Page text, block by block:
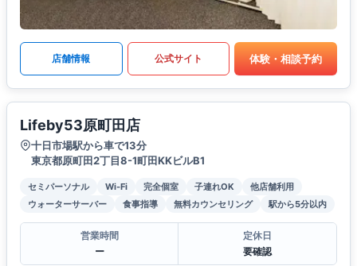
店舗情報 公式サイト 体験・相談予約
Lifeby53原町田店
十日市場駅から車で13分
東京都原町田2丁目8-1町田KKビルB1
セミパーソナル Wi-Fi 完全個室 子連れOK
他店舗利用
ウォーターサーバー
食事指導 無料カウンセリング 駅から5分以内
営業時間
ー
定休日
要確認